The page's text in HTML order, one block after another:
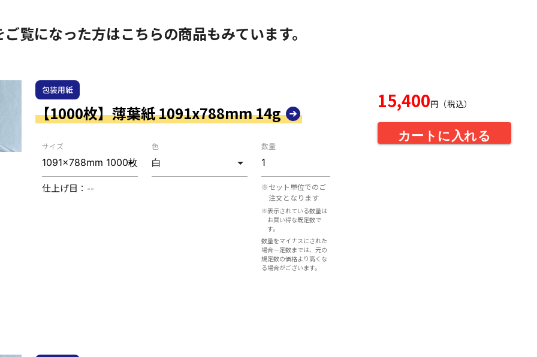
覧になった方はこちらの商品もみています。
包装用紙
【1000枚】薄葉紙 1091x788mm 14g
サイズ
仕上げ目： --
色 数量
※セット単位でのご
注文となります
※表示されている数量は
お買い得な既定数で
す。
数量をマイナスにされた
場合一定数までは、元の
規定数の価格より高くな
る場合がございます。
15,400円（税込）
カートに入れる